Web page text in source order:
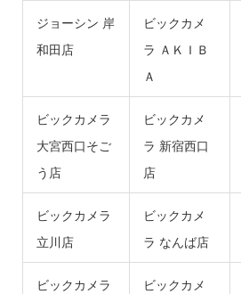
ジョーシン 岸
和田店
ビックカメ
ラ ＡＫＩＢ
Ａ
ビックカメラ
大宮西口そご
う店
ビックカメ
ラ 新宿西口
店
ビックカメラ
立川店
ビックカメ
ラ なんば店
ビックカメラ
ビックカメ